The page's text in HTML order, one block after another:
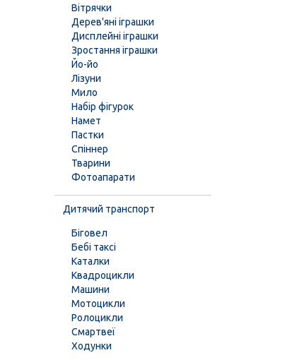
Вітрячки
Дерев'яні іграшки
Дисплейні іграшки
Зростання іграшки
Йо-йо
Лізуни
Мило
Набір фігурок
Намет
Пастки
Спіннер
Тварини
Фотоапарати
Дитячий транспорт
Біговел
Бебі таксі
Каталки
Квадроцикли
Машини
Мотоцикли
Ролоцикли
Смартвеї
Ходунки